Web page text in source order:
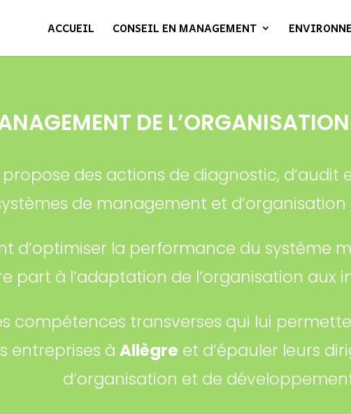
ACCUEIL CONSEIL EN MANAGEMENT
DE L’ORGANISATION
propose des actions de diagnostic,
de management et d’organisation
d’optimiser la performance du système
part à l’adaptation de l’organisation aux
compétences transverses qui lui
entreprises à Allègre et d’épauler leurs
d’organisation et de